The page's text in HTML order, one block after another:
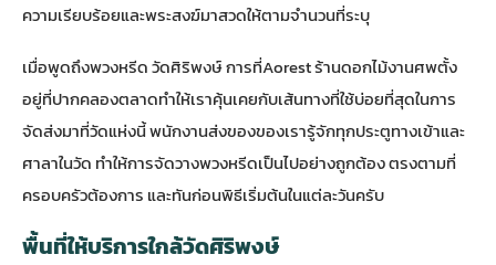
ความเรียบร้อยและพระสงฆ์มาสวดให้ตามจำนวนที่ระบุ
เมื่อพูดถึงพวงหรีด วัดศิริพงษ์ การที่Aorest ร้านดอกไม้งานศพตั้ง
อยู่ที่ปากคลองตลาดทำให้เราคุ้นเคยกับเส้นทางที่ใช้บ่อยที่สุดในการ
จัดส่งมาที่วัดแห่งนี้ พนักงานส่งของของเรารู้จักทุกประตูทางเข้าและ
ศาลาในวัด ทำให้การจัดวางพวงหรีดเป็นไปอย่างถูกต้อง ตรงตามที่
ครอบครัวต้องการ และทันก่อนพิธีเริ่มต้นในแต่ละวันครับ
พื้นที่ให้บริการใกล้วัดศิริพงษ์